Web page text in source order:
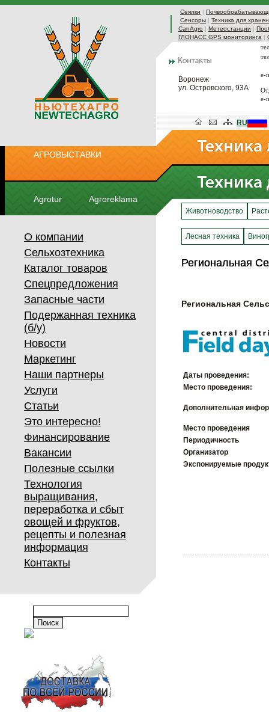
Сеялки |
Сенсоры | Техника для
CanAgro | Метеостанции |
ГЛОНАСС GPS мониторинга |
Воронеж
ул. Островского, 93А
e-
e-
АГРОВЫСТАВКИ
Agrotur Agroreklama
RU
О компании
Сельхозтехника
Каталог товаров
Спецпредложения
Запасные части
Подержанная техника
(б/у)
Новости
Маркетинг
Наши партнеры
Услуги
Статьи
Это интересно!
Финансирование
Вакансии
Полезные ссылки
Технология
выращивания,
переработка и сбыт
овощей и фруктов,
рецепты и полезная
информация
Контакты
Животноводство
Лесная техника
Региональная
Региональная
Региональная
Даты проведения:
Место проведения:
Дополнительная
Место проведения
Периодичность
Организатор
Экспонируемые